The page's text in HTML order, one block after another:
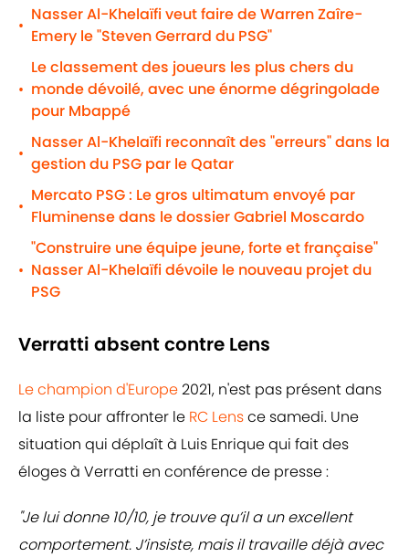
•
Nasser Al-Khelaïfi veut faire de Warren Zaîre-
Emery le "Steven Gerrard du PSG"
•
Le classement des joueurs les plus chers du
monde dévoilé, avec une énorme dégringolade
pour Mbappé
•
Nasser Al-Khelaïfi reconnaît des "erreurs" dans la
gestion du PSG par le Qatar
•
Mercato PSG : Le gros ultimatum envoyé par
Fluminense dans le dossier Gabriel Moscardo
•
"Construire une équipe jeune, forte et française"
Nasser Al-Khelaïfi dévoile le nouveau projet du
PSG
Verratti absent contre Lens
Le champion d'Europe2021, n'est pas présent dans
la liste pour affronter le RC Lensce samedi. Une
situation qui déplaît à Luis Enrique qui fait des
éloges à Verratti en conférence de presse :
"Je lui donne 10/10, je trouve qu’il a un excellent
comportement. J’insiste, mais il travaille déjà avec